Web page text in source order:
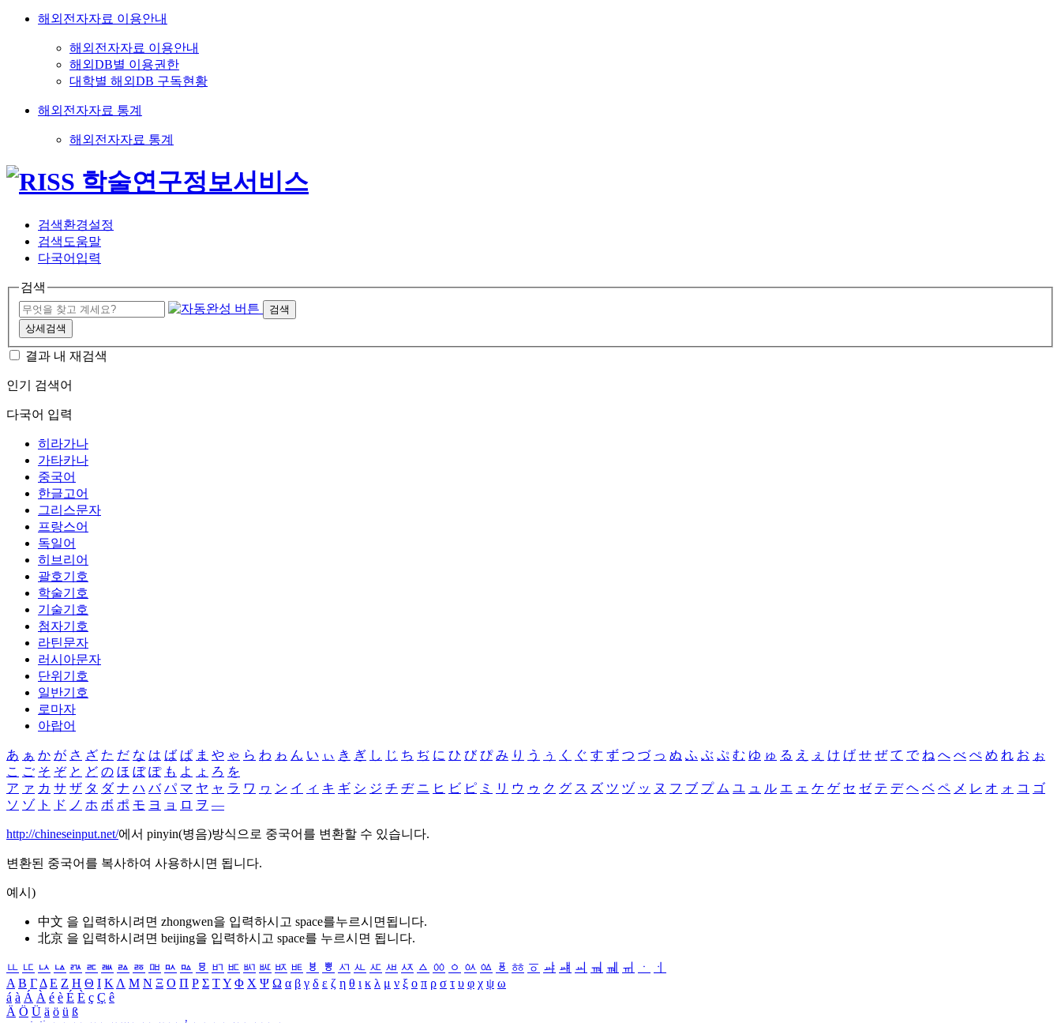
해외전자자료 이용안내
해외전자자료 이용안내
해외DB별 이용권한
대학별 해외DB 구독현황
해외전자자료 통계
해외전자자료 통계
검색환경설정
검색도움말
다국어입력
검색
검색
상세검색
결과 내 재검색
인기 검색어
다국어 입력
히라가나
가타카나
중국어
한글고어
그리스문자
프랑스어
독일어
히브리어
괄호기호
학술기호
기술기호
첨자기호
라틴문자
러시아문자
단위기호
일반기호
로마자
아랍어
あ ぁ か が さ ざ た だ な は ば ぱ ま や ゃ ら わ ゎ ん い ぃ き ぎ し じ ち ぢ に ひ び ぴ み り う ぅ く ぐ す ず つ づ っ ぬ ふ ぶ ぷ む ゆ ゅ る え ぇ け げ せ ぜ て で ね へ べ ぺ め れ お ぉ
こ ご そ ぞ と ど の ほ ぼ ぽ も よ ょ ろ を
ア ァ カ サ ザ タ ダ ナ ハ バ パ マ ヤ ャ ラ ワ ヮ ン イ ィ キ ギ シ ジ チ ヂ ニ ヒ ビ ピ ミ リ ウ ゥ ク グ ス ズ ツ ヅ ッ ヌ フ ブ プ ム ユ ュ ル エ ェ ケ ゲ セ ゼ テ デ ヘ ベ ペ メ レ オ ォ コ ゴ
ソ ゾ ト ド ノ ホ ボ ポ モ ヨ ョ ロ ヲ ―
http://chineseinput.net/에서 pinyin(병음)방식으로 중국어를 변환할 수 있습니다.
변환된 중국어를 복사하여 사용하시면 됩니다.
예시)
中文 을 입력하시려면 zhongwen을 입력하시고 space를누르시면됩니다.
北京 을 입력하시려면 beijing을 입력하시고 space를 누르시면 됩니다.
ㅥ ㅦ ㅧ ㅨ ㅩ ㅪ ㅫ ㅬ ㅭ ㅮ ㅯ ㅰ ㅱ ㅲ ㅳ ㅴ ㅵ ㅶ ㅷ ㅸ ㅹ ㅺ ㅻ ㅼ ㅽ ㅾ ㅿ ㆀ ㆁ ㆂ ㆃ ㆄ ㆅ ㆆ ㆇ ㆈ ㆉ ㆊ ㆋ ㆌ ㆍ
ㆎ
Α Β ΓΔ Ε Ζ Η Θ Ι ΚΛ Μ Ν Ξ Ο Π Ρ Σ ΤΥ Φ Χ Ψ Ω α β γ δ ε ζ η θ ι κ λ μ ν ξ ο π ρ σ τ υ φ χ ψ ω
á à Á À é è É È ç Ç ê
Ä Ö Ü ä ö ü ß